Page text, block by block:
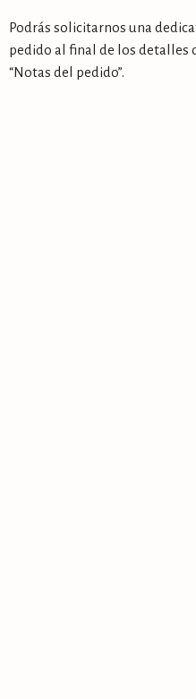
Podrás solicitarnos una
pedido al final de los detalles
“Notas del pedido”.